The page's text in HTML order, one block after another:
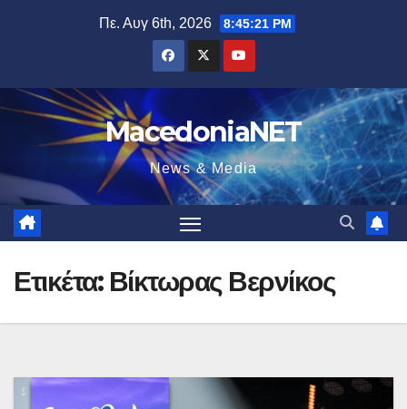
Πε. Αυγ 6th, 2026 8:45:22 PM
MacedoniaNET
News & Media
Ετικέτα: Βίκτωρας Βερνίκος